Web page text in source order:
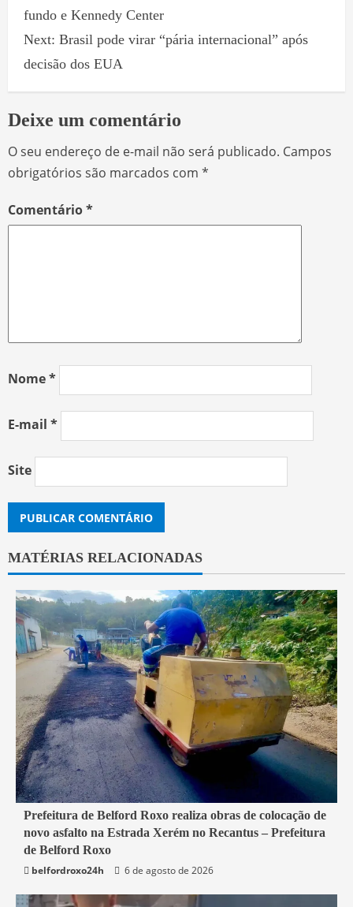
fundo e Kennedy Center
Next: Brasil pode virar “pária internacional” após
decisão dos EUA
Deixe um comentário
O seu endereço de e-mail não será publicado. Campos
obrigatórios são marcados com *
Comentário*
Nome*
E-mail *
Site
MATÉRIAS RELACIONADAS
2 min read
Belford Roxo
Prefeitura de Belford Roxo realiza obras de colocação de
novo asfalto na Estrada Xerém no Recantus – Prefeitura
de Belford Roxo
belfordroxo24h
6 de agosto de 2026